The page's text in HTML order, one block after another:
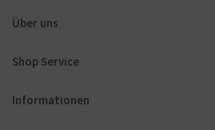
Über uns
Shop Service
Informationen